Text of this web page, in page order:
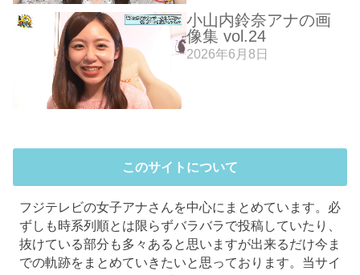
小山内鈴奈アナの画
像集 vol.24
2026年6月8日
このサイトについて
フジテレビの女子アナさんを中心にまとめています。必
ずしも時系列順とは限らずバラバラで投稿していたり、
抜けている部分も多々あると思いますが出来るだけ今ま
での軌跡をまとめていきたいと思っております。当サイ